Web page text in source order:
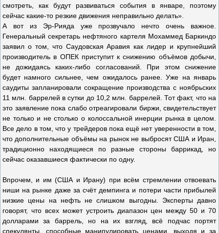
смотреть, как будут развиваться события в январе, поэтому
сейчас какие-то резкие движения неправильно делать».
А вот из Эр-Рияда уже прозвучало нечто очень важное.
Генеральный секретарь нефтяного картеля Мохаммед Баркиндо
заявил о том, что Саудовская Аравия как лидер и крупнейший
производитель в ОПЕК приступит к снижению объёмов добычи,
не дожидаясь каких-либо согласований. При этом снижение
будет намного сильнее, чем ожидалось ранее. Уже на январь
саудиты запланировали сокращение производства с ноябрьских
11 млн. баррелей в сутки до 10,2 млн. баррелей. Тот факт, что на
это заявление пока слабо отреагировали биржи, свидетельствует
не только и не столько о колоссальной инерции рынка в целом.
Все дело в том, что у трейдеров пока ещё нет уверенности в том,
что дополнительные объёмы на рынок не выбросят США и Иран,
традиционно находящиеся по разные стороны баррикад, но
сейчас оказавшиеся фактически по одну.
Впрочем, и им (США и Ирану) при всём стремлении отвоевать
ниши на рынке даже за счёт демпинга и потери части прибылей
низкие цены на нефть не слишком выгодны. Эксперты давно
говорят, что всех может устроить диапазон цен между 50 и 70
долларами за баррель, но на их взгляд, всё подчас портят
спекулянты, способные манипулировать ценами, выходя и за